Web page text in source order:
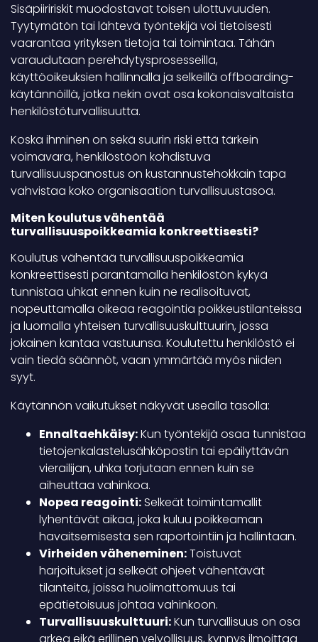
Sisäpiiririskit muodostavat toisen ulottuvuuden.
Tyytymätön tai lähtevä työntekijä voi tietoisesti
vaarantaa yrityksen tietoja tai toimintaa. Tähän
varaudutaan perehdytysprosesseilla,
käyttöoikeuksien hallinnalla ja selkeillä offboarding-
käytännöillä, jotka nekin ovat osa kokonaisvaltaista
henkilöstöturvallisuutta.
Koska ihminen on sekä suurin riski että tärkein
voimavara, henkilöstöön kohdistuva
turvallisuuspanostus on kustannustehokkain tapa
vahvistaa koko organisaation turvallisuustasoa.
Miten koulutus vähentää
turvallisuuspoikkeamia konkreettisesti?
Koulutus vähentää turvallisuuspoikkeamia
konkreettisesti parantamalla henkilöstön kykyä
tunnistaa uhkat ennen kuin ne realisoituvat,
nopeuttamalla oikeaa reagointia poikkeustilanteissa
ja luomalla yhteisen turvallisuuskulttuurin, jossa
jokainen kantaa vastuunsa. Koulutettu henkilöstö ei
vain tiedä säännöt, vaan ymmärtää myös niiden
syyt.
Käytännön vaikutukset näkyvät usealla tasolla:
Ennaltaehkäisy:Kun työntekijä osaa tunnistaa
tietojenkalastelusähköpostin tai epäilyttävän
vierailijan, uhka torjutaan ennen kuin se
aiheuttaa vahinkoa.
Nopea reagointi: Selkeät toimintamallit
lyhentävät aikaa, joka kuluu poikkeaman
havaitsemisesta sen raportointiin ja hallintaan.
Virheiden väheneminen:Toistuvat
harjoitukset ja selkeät ohjeet vähentävät
tilanteita, joissa huolimattomuus tai
epätietoisuus johtaa vahinkoon.
Turvallisuuskulttuuri:Kun turvallisuus on osa